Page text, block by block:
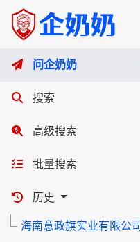
问企奶奶
搜索
高级搜索
批量搜索
历史
海南意政旗实业有限公司